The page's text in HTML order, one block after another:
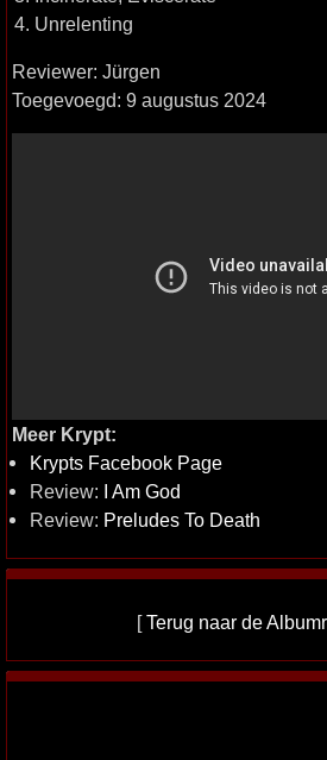
4. Unrelenting
Reviewer: Jürgen
Toegevoegd: 9 augustus 2024
Meer Krypt:
Krypts Facebook Page
Review: I Am God
Review: Preludes To Death
[Terug naar de